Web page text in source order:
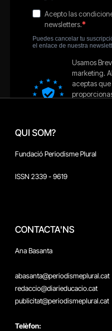
QUI SOM?
Fundació Periodisme Plural
ISSN 2339 - 9619
CONTACTA'NS
Ana Basanta
abasanta@periodismeplural.cat
redaccio@diarieducacio.cat
publicitat@periodismeplural.cat
Telèfon: